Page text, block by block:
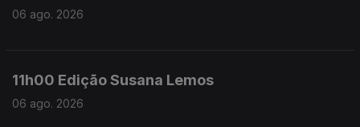
06 ago. 2026
11h00 Edição Susana Lemos
06 ago. 2026